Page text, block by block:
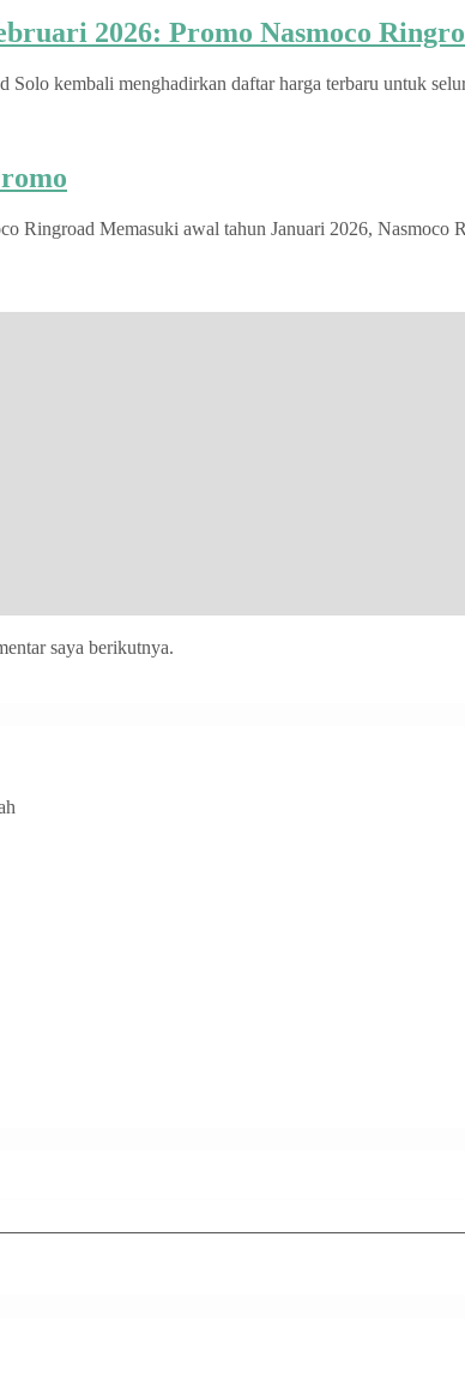
2026: Promo Nasmoco
kembali menghadirkan daftar harga terbaru untuk
Ringroad Memasuki awal tahun Januari 2026, Nasmoco
saya berikutnya.